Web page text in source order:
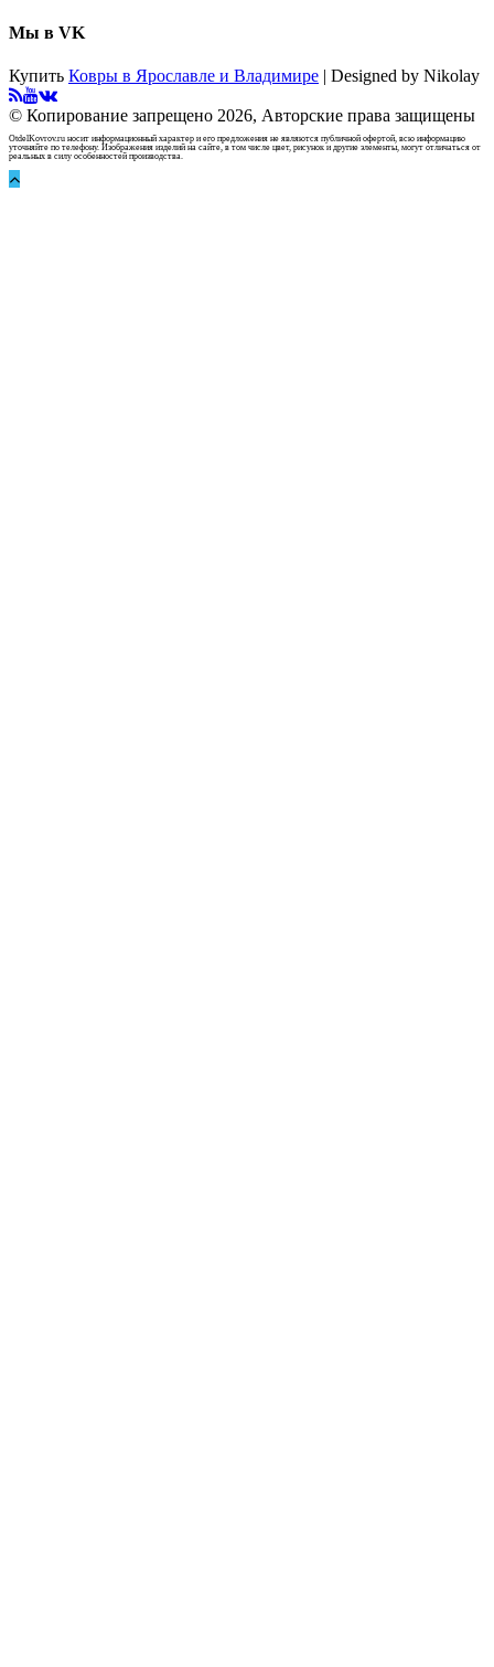
Мы в VK
Купить Ковры в Ярославле и Владимире | Designed by Nikolay
© Копирование запрещено 2026, Авторские права защищены
OtdelKovrov.ru носит информационный характер и его предложения не являются публичной офертой, всю информацию
уточняйте по телефону. Изображения изделий на сайте, в том числе цвет, рисунок и другие элементы, могут отличаться от
реальных в силу особенностей производства.